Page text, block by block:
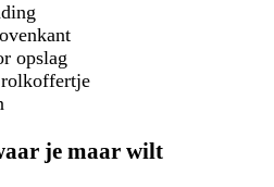
opslag
je maar wilt